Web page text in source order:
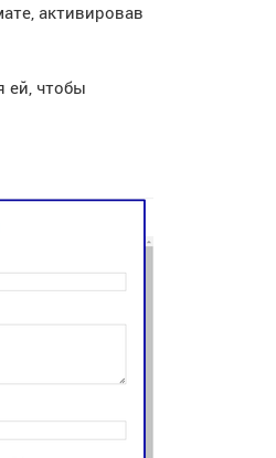
активировав
ей, чтобы